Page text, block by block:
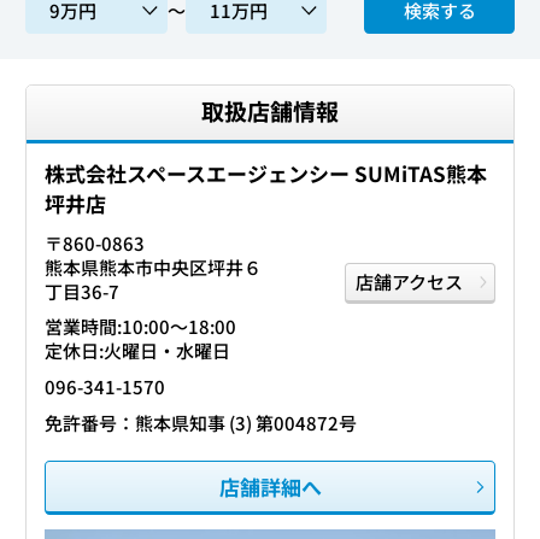
〜 検索する
取扱店舗情報
株式会社スペースエージェンシー SUMiTAS熊本
坪井店
〒860-0863
熊本県熊本市中央区坪井６
丁目36-7
店舗アクセス
営業時間:10:00〜18:00
定休日:火曜日・水曜日
096-341-1570
免許番号：熊本県知事 (3) 第004872号
店舗詳細へ